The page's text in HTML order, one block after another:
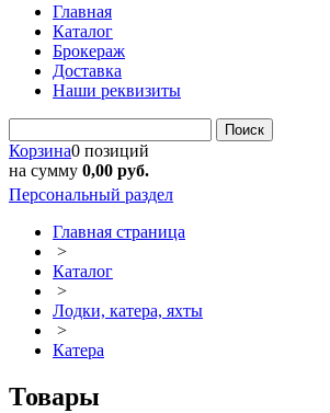
Главная
Каталог
Брокераж
Доставка
Наши реквизиты
Поиск
Корзина0 позиций
на сумму 0,00 руб.
Персональный раздел
Главная страница
>
Каталог
>
Лодки, катера, яхты
>
Катера
Товары